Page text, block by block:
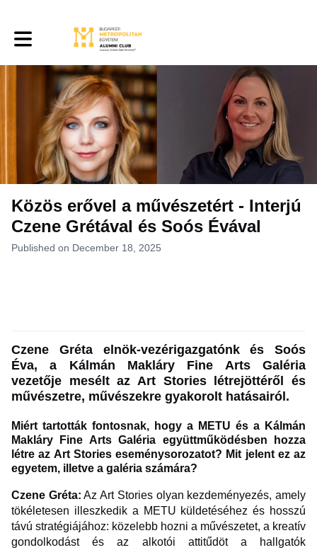
Toggle main navigation
Közös erővel a művészetért - Interjú
Czene Grétával és Soós Évával
Published on December 18, 2025
Czene Gréta elnök-vezérigazgatónk és Soós
Éva, a Kálmán Makláry Fine Arts Galéria
vezetője mesélt az Art Stories létrejöttéről és
művészetre, művészekre gyakorolt hatásairól.
Miért tartották fontosnak, hogy a METU és a Kálmán
Makláry Fine Arts Galéria együttműködésben hozza
létre az Art Stories eseménysorozatot? Mit jelent ez az
egyetem, illetve a galéria számára?
Czene Gréta: Az Art Stories olyan kezdeményezés, amely
tökéletesen illeszkedik a METU küldetéséhez és hosszú
távú stratégiájához: közelebb hozni a művészetet, a kreatív
gondolkodást és az alkotói attitűdöt a hallgatók